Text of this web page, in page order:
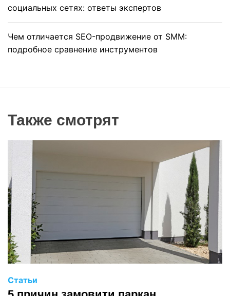
социальных сетях: ответы экспертов
Чем отличается SEO-продвижение от SMM:
подробное сравнение инструментов
Также смотрят
Статьи